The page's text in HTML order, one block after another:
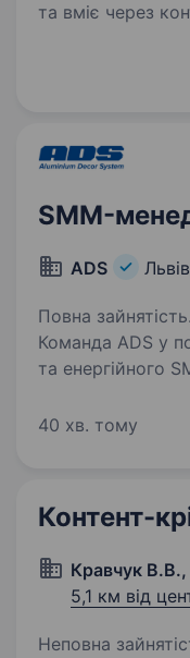
та вміє через
та впливати на
SMM-
ADS
Повна
Команда ADS у
та енергійного
мережах та
40 хв. тому
Контент-
Кравчук
5,1 км від
Неповна